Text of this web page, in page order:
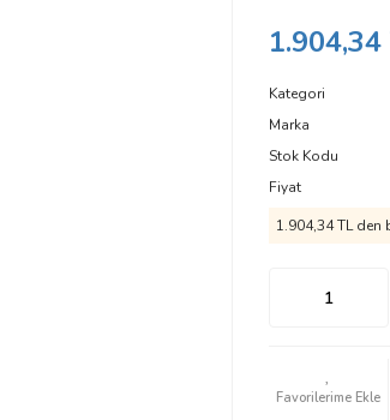
Kategori
Marka
Stok Kodu
Fiyat
1.904,34 TL